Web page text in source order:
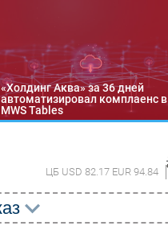
«Холдинг Аква» за 36 дней
автоматизировал комплаенс в
MWS Tables
ЦБ USD 82.17 EUR 94.84